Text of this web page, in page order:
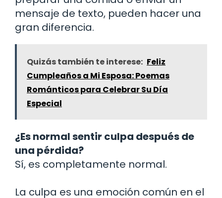
mensaje de texto, pueden hacer una
gran diferencia.
Quizás también te interese: Feliz
Cumpleaños a Mi Esposa: Poemas
Románticos para Celebrar Su Día
Especial
¿Es normal sentir culpa después de
una pérdida?
Sí, es completamente normal.
La culpa es una emoción común en el